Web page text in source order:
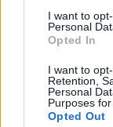
I want to
Personal
Opted In
I want to
Retention,
Personal
Purposes
Opted Out